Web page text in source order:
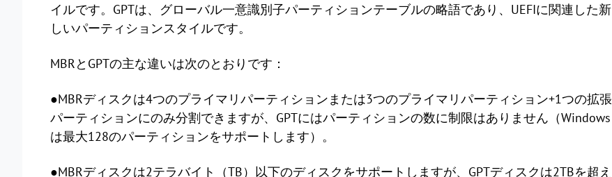
イルです。GPTは、グローバル一意識別子パーティションテーブルの略語であり、UEFIに関連した新
しいパーティションスタイルです。
MBRとGPTの主な違いは次のとおりです：
●MBRディスクは4つのプライマリパーティションまたは3つのプライマリパーティション+1つの拡張
パーティションにのみ分割できますが、GPTにはパーティションの数に制限はありません（Windows
は最大128のパーティションをサポートします）。
●MBRディスクは2テラバイト（TB）以下のディスクをサポートしますが、GPTディスクは2TBを超え